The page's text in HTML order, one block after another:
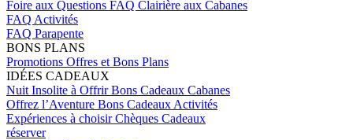
Foire aux Questions FAQ Clairière aux Cabanes
FAQ Activités
FAQ Parapente
BONS PLANS
Promotions Offres et Bons Plans
IDÉES CADEAUX
Nuit Insolite à OffrirBons Cadeaux Cabanes
Offrez l’Aventure Bons Cadeaux Activités
Expériences à choisirChèques Cadeaux
réserver